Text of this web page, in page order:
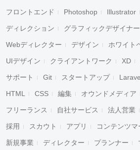
フロントエンド Photoshop Illustrator
ディレクション グラフィックデザイナー
Webディレクター デザイン ホワイト
UIデザイン クライアントワーク XD
サポート Git スタートアップ
HTML CSS 編集 オウンドメディア
フリーランス 自社サービス 法人営業
採用 スカウト アプリ コンテンツ
新規事業 ディレクター プランナー